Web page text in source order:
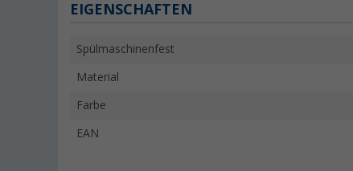
EIGENSCHAFTEN
Spülmaschinenfest
Material
Farbe
EAN